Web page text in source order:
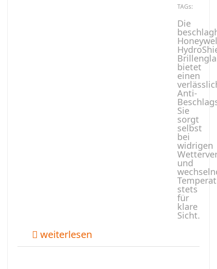
TAGs:
Die
bietet
einen
Anti-
Sie
sorgt
selbst
bei
widrigen
und
stets
für
klare
Sicht.
weiterlesen